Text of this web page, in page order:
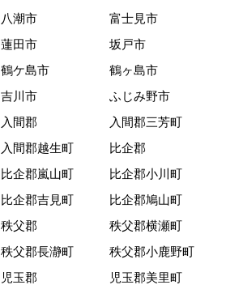
八潮市
富士見市
蓮田市
坂戸市
鶴ケ島市
鶴ヶ島市
吉川市
ふじみ野市
入間郡
入間郡三芳町
入間郡越生町
比企郡
比企郡嵐山町
比企郡小川町
比企郡吉見町
比企郡鳩山町
秩父郡
秩父郡横瀬町
秩父郡長瀞町
秩父郡小鹿野町
児玉郡
児玉郡美里町